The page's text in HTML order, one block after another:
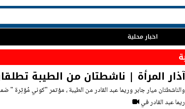
اخبار محلية
المرأة | ناشطتان من الطيبة
‘ : ‘ لكل امرأة رسالة ‘
ميار جابر وريما عبد القادر من الطيبة ، مؤتمر "كوني مُؤثِرة "
عبد القادر في